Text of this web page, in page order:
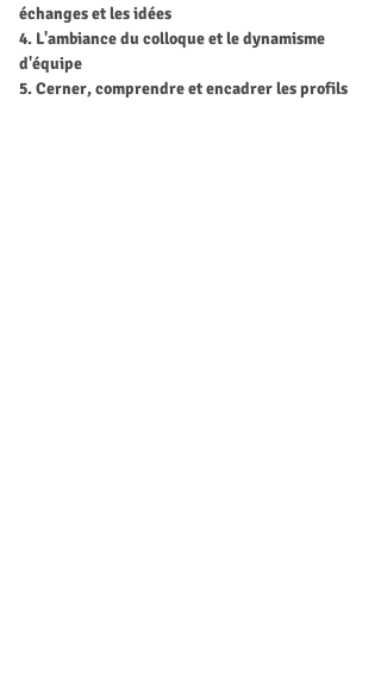
échanges et les idées
4. L'ambiance du colloque et le dynamisme
d'équipe
5. Cerner, comprendre et encadrer les profils